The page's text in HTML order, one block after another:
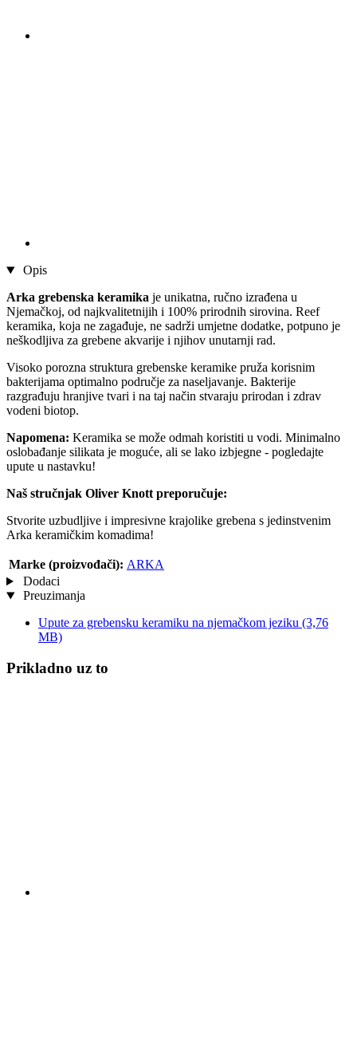
Opis
Arka grebenska keramika je unikatna, ručno izrađena u
Njemačkoj, od najkvalitetnijih i 100% prirodnih sirovina. Reef
keramika, koja ne zagađuje, ne sadrži umjetne dodatke, potpuno je
neškodljiva za grebene akvarije i njihov unutarnji rad.
Visoko porozna struktura grebenske keramike pruža korisnim
bakterijama optimalno područje za naseljavanje. Bakterije
razgrađuju hranjive tvari i na taj način stvaraju prirodan i zdrav
vodeni biotop.
Napomena: Keramika se može odmah koristiti u vodi. Minimalno
oslobađanje silikata je moguće, ali se lako izbjegne - pogledajte
upute u nastavku!
Naš stručnjak Oliver Knott preporučuje:
Stvorite uzbudljive i impresivne krajolike grebena s jedinstvenim
Arka keramičkim komadima!
Marke (proizvođači): ARKA
Dodaci
Preuzimanja
Upute za grebensku keramiku na njemačkom jeziku (3,76
MB)
Prikladno uz to